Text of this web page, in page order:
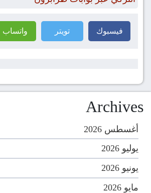
فيسبوك تويتر واتساب
Archives
أغسطس 2026
يوليو 2026
يونيو 2026
مايو 2026